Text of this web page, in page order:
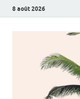
8 août 2026